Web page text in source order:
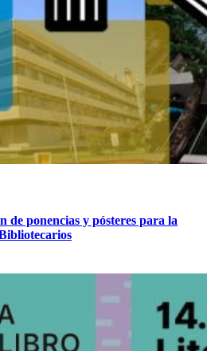
de ponencias y pósteres para la